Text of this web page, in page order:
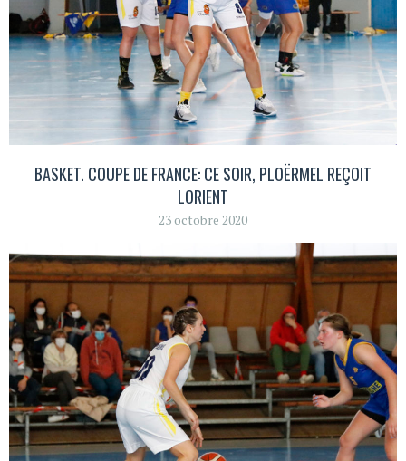
BASKET. COUPE DE FRANCE: CE SOIR, PLOËRMEL REÇOIT
LORIENT
23 octobre 2020